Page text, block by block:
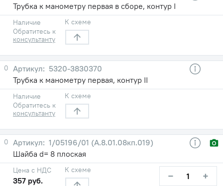
Трубка к манометру первая в сборе, контур I
Наличие
Обратитесь к
консультанту
К схеме
0
5320-3830370
Трубка к манометру первая, контур II
Наличие
Обратитесь к
консультанту
К схеме
0
1/05196/01 (А.8.01.08кп.019)
Шайба d= 8 плоская
Цена с НДС
357 руб.
К схеме − +